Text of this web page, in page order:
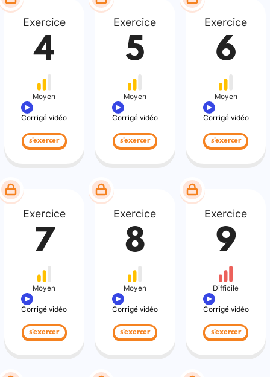
Exercice
4
Moyen
Corrigé vidéo
s'exercer
Exercice
5
Moyen
Corrigé vidéo
s'exercer
Exercice
6
Moyen
Corrigé vidéo
s'exercer
Exercice
7
Moyen
Corrigé vidéo
s'exercer
Exercice
8
Moyen
Corrigé vidéo
s'exercer
Exercice
9
Difficile
Corrigé vidéo
s'exercer